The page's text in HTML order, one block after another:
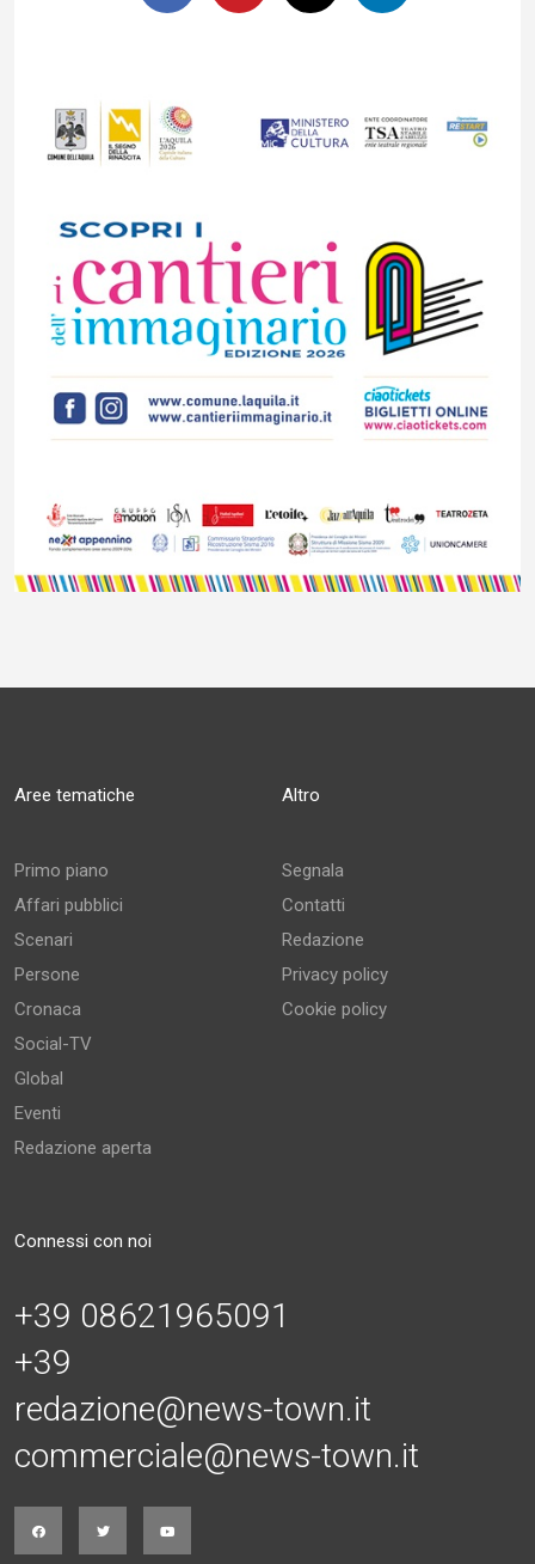
Aree tematiche
Primo piano
Affari pubblici
Scenari
Persone
Cronaca
Social-TV
Global
Eventi
Redazione aperta
Altro
Segnala
Contatti
Redazione
Privacy policy
Cookie policy
Connessi con noi
+39 08621965091
+39
redazione@news-town.it
commerciale@news-town.it